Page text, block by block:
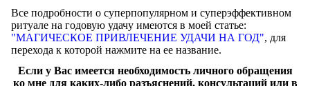
Все подробности о суперпопулярном и суперэффективном
ритуале на годовую удачу имеются в моей статье:
"МАГИЧЕСКОЕ ПРИВЛЕЧЕНИЕ УДАЧИ НА ГОД", для
перехода к которой нажмите на ее название.
Если у Вас имеется необходимость личного обращения
ко мне для каких-либо разъяснений, консультаций или в